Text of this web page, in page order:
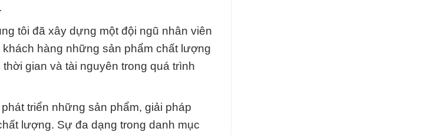
tôi đã xây dựng một đội ngũ nhân viên
hàng những sản phẩm chất lượng
gian và tài nguyên trong quá trình
triển những sản phẩm, giải pháp
lượng. Sự đa dạng trong danh mục